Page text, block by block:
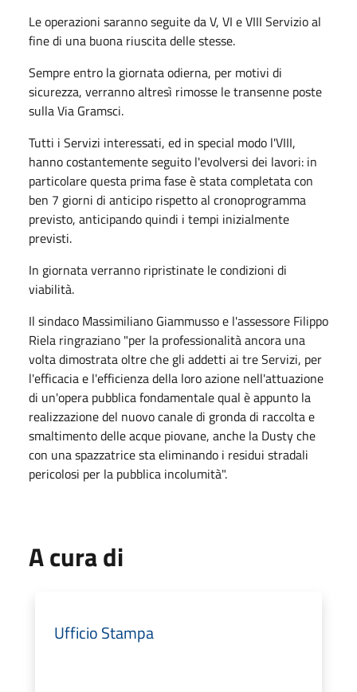
Le operazioni saranno seguite da V, VI e VIII Servizio al
fine di una buona riuscita delle stesse.
Sempre entro la giornata odierna, per motivi di
sicurezza, verranno altresì rimosse le transenne poste
sulla Via Gramsci.
Tutti i Servizi interessati, ed in special modo l'VIII,
hanno costantemente seguito l'evolversi dei lavori: in
particolare questa prima fase è stata completata con
ben 7 giorni di anticipo rispetto al cronoprogramma
previsto, anticipando quindi i tempi inizialmente
previsti.
In giornata verranno ripristinate le condizioni di
viabilità.
Il sindaco Massimiliano Giammusso e l'assessore Filippo
Riela ringraziano "per la professionalità ancora una
volta dimostrata oltre che gli addetti ai tre Servizi, per
l'efficacia e l'efficienza della loro azione nell'attuazione
di un'opera pubblica fondamentale qual è appunto la
realizzazione del nuovo canale di gronda di raccolta e
smaltimento delle acque piovane, anche la Dusty che
con una spazzatrice sta eliminando i residui stradali
pericolosi per la pubblica incolumità".
A cura di
Ufficio Stampa